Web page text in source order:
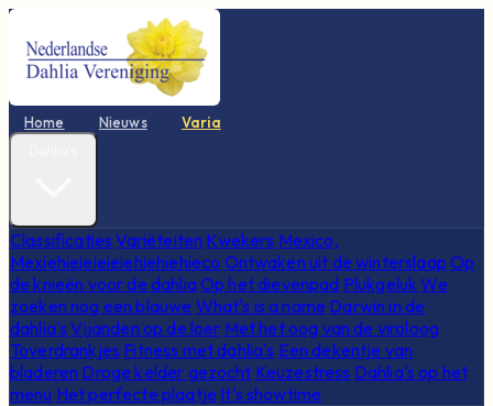
Home Nieuws Varia
Classificaties Variëteiten Kwekers Mexico,
Mexiehieieieieiehiehiehieco Ontwaken uit de winterslaap Op
de knieën voor de dahliaOp het dievenpad Plukgeluk We
zoeken nog een blauwe What's is a name Darwin in de
dahlia's Vijanden op de loer Met het oog van de viroloog
Toverdrankjes Fitness met dahlia's Een dekentje van
bladeren Droge kelder gezocht Keuzestress Dahlia's op het
menu Het perfecte plaatje It's showtime